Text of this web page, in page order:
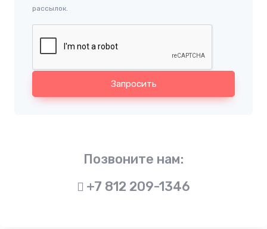
рассылок.
Запросить
Позвоните нам:
+7 812 209-1346